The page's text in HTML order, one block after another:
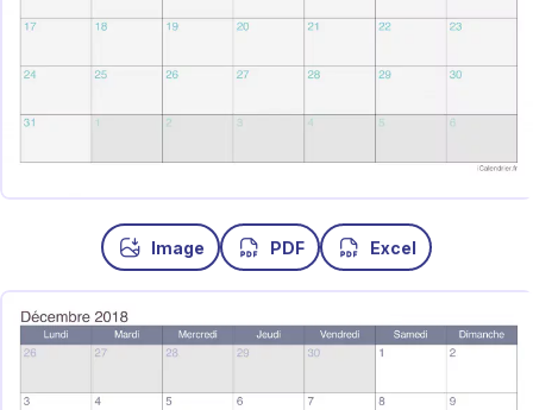
Image PDF Excel